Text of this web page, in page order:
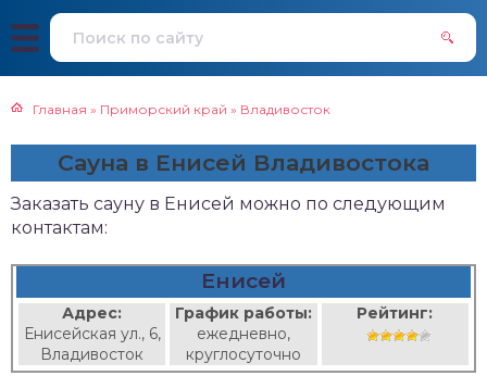
Главная » Приморский край » Владивосток
Сауна в Енисей Владивостока
Заказать сауну в Енисей можно по следующим
контактам:
Енисей
Адрес:
Енисейская ул., 6,
Владивосток
График работы:
ежедневно,
круглосуточно
Рейтинг: